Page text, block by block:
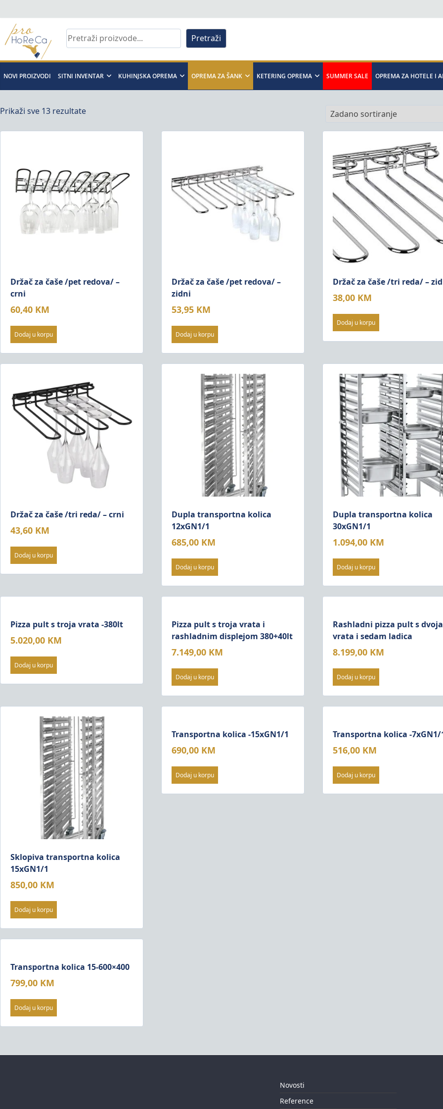
to
content
Pro
Horeca
d.o.o
Pro
Pretraži
NOVI PROIZVODI SITNI INVENTAR KUHINJSKA OPREMA OPREMA ZA ŠANK KETERING OPREMA SUMMER SALE OPREMA ZA HOTELE I
Prikaži sve 13 rezultate
Držač za čaše /pet redova/ –
crni
60,40 KM
Dodaj u korpu
Držač za čaše /pet redova/ –
zidni
53,95 KM
Dodaj u korpu
Držač za čaše /tri reda/ –
38,00 KM
Dodaj u korpu
Držač za čaše /tri reda/ – crni
43,60 KM
Dodaj u korpu
Dupla transportna kolica
12xGN1/1
685,00 KM
Dodaj u korpu
Dupla transportna kolica
30xGN1/1
1.094,00 KM
Dodaj u korpu
Pizza pult s troja vrata -380lt
5.020,00 KM
Dodaj u korpu
Pizza pult s troja vrata i
rashladnim displejom 380+40lt
7.149,00 KM
Dodaj u korpu
Rashladni pizza pult s dvoja
vrata i sedam ladica
8.199,00 KM
Dodaj u korpu
Sklopiva transportna kolica
15xGN1/1
850,00 KM
Dodaj u korpu
Transportna kolica -15xGN1/1
690,00 KM
Dodaj u korpu
Transportna kolica -7xGN1/
516,00 KM
Dodaj u korpu
Transportna kolica 15-600×400
799,00 KM
Dodaj u korpu
Novosti
Reference